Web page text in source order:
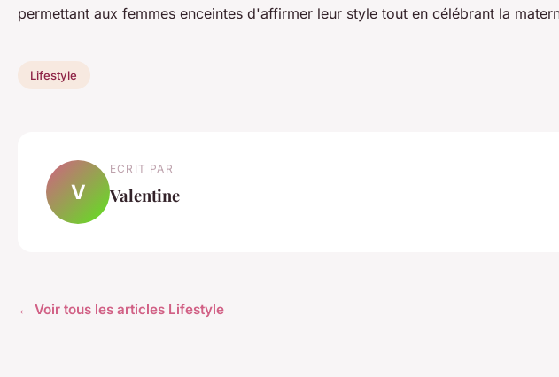
permettant aux femmes enceintes d'affirmer leur style tout en célébrant la
Lifestyle
V
ECRIT PAR
Valentine
← Voir tous les articles Lifestyle